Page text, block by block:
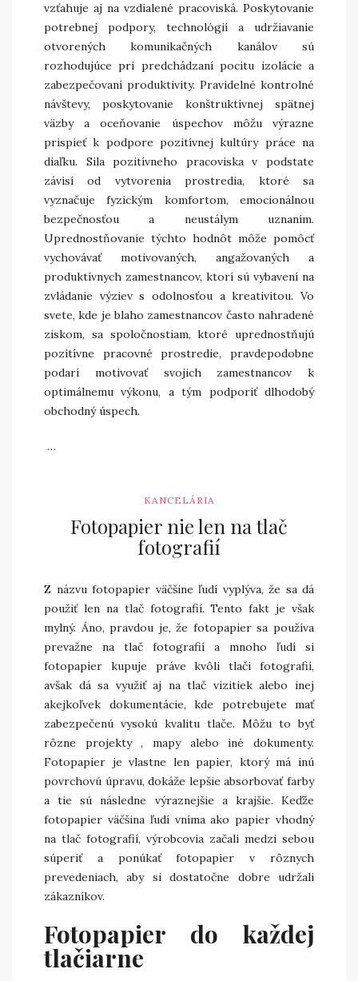
vzťahuje aj na vzdialené pracoviská. Poskytovanie
potrebnej podpory, technológií a udržiavanie
otvorených komunikačných kanálov sú
rozhodujúce pri predchádzaní pocitu izolácie a
zabezpečovaní produktivity. Pravidelné kontrolné
návštevy, poskytovanie konštruktívnej spätnej
väzby a oceňovanie úspechov môžu výrazne
prispieť k podpore pozitívnej kultúry práce na
diaľku. Sila pozitívneho pracoviska v podstate
závisí od vytvorenia prostredia, ktoré sa
vyznačuje fyzickým komfortom, emocionálnou
bezpečnosťou a neustálym uznaním.
Uprednostňovanie týchto hodnôt môže pomôcť
vychovávať motivovaných, angažovaných a
produktívnych zamestnancov, ktorí sú vybavení na
zvládanie výziev s odolnosťou a kreativitou. Vo
svete, kde je blaho zamestnancov často nahradené
ziskom, sa spoločnostiam, ktoré uprednostňujú
pozitívne pracovné prostredie, pravdepodobne
podarí motivovať svojich zamestnancov k
optimálnemu výkonu, a tým podporiť dlhodobý
obchodný úspech.
…
KANCELÁRIA
Fotopapier nie len na tlač
fotografií
Z názvu fotopapier väčšine ľudí vyplýva, že sa dá
použiť len na tlač fotografií. Tento fakt je však
mylný. Áno, pravdou je, že fotopapier sa používa
prevažne na tlač fotografií a mnoho ľudí si
fotopapier kupuje práve kvôli tlači fotografií,
avšak dá sa využiť aj na tlač vizitiek alebo inej
akejkoľvek dokumentácie, kde potrebujete mať
zabezpečenú vysokú kvalitu tlače. Môžu to byť
rôzne projekty , mapy alebo iné dokumenty.
Fotopapier je vlastne len papier, ktorý má inú
povrchovú úpravu, dokáže lepšie absorbovať farby
a tie sú následne výraznejšie a krajšie. Keďže
fotopapier väčšina ľudí vníma ako papier vhodný
na tlač fotografií, výrobcovia začali medzi sebou
súperiť a ponúkať fotopapier v rôznych
prevedeniach, aby si dostatočne dobre udržali
zákazníkov.
Fotopapier do každej
tlačiarne